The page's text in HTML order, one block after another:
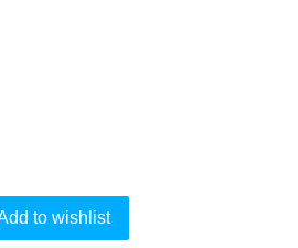
to wishlist